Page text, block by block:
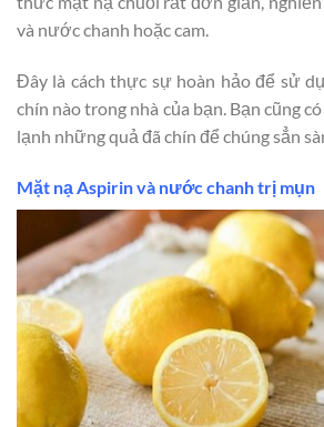
và nước chanh hoặc cam.
Đây là cách thực sự hoàn hảo để sử
chín nào trong nhà của bạn. Bạn cũng
lạnh những quả đã chín để chúng sẳn
Mặt nạ Aspirin và nước chanh trị mụn